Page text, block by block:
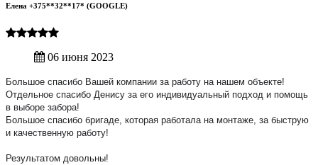
Елена +375**32**17* (GOOGLE)
06 июня 2023
Большое спасибо Вашей компании за работу на нашем объекте!
Отдельное спасибо Денису за его индивидуальный подход и помощь
в выборе забора!
Большое спасибо бригаде, которая работала на монтаже, за быструю
и качественную работу!
Результатом довольны!